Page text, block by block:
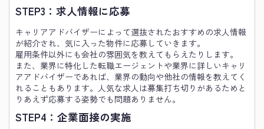
STEP3：求人情報に応募
キャリアアドバイザーによって選抜されたおすすめの求人情報
が紹介され、気に入った物件に応募していきます。
雇用条件以外にも会社の雰囲気を教えてもらえたりします。
また、業界に特化した転職エージェントや業界に詳しいキャリ
アアドバイザーであれば、業界の動向や他社の情報を教えてく
れることもあります。人気な求人は募集打ち切りがあるためと
りあえず応募する姿勢でも問題ありません。
STEP4：企業面接の実施